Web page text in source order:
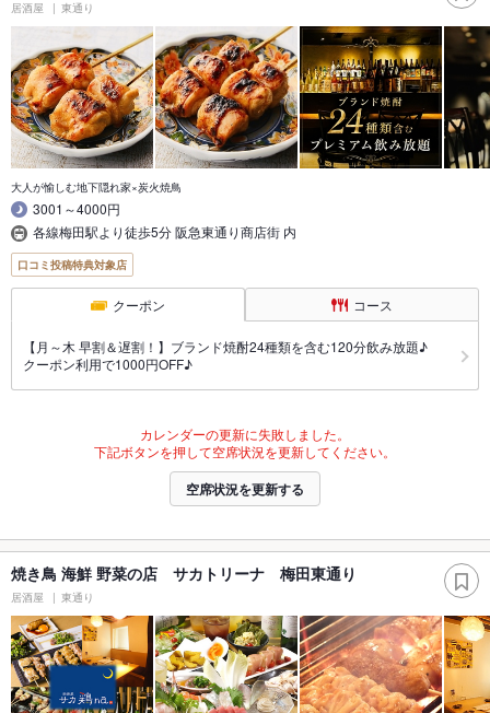
居酒屋 東通り
大人が愉しむ地下隠れ家×炭火焼鳥
3001～4000円
各線梅田駅より徒歩5分 阪急東通り商店街 内
口コミ投稿特典対象店
クーポン コース
【月～木 早割＆遅割！】ブランド焼酎24種類を含む120分飲み放題♪
クーポン利用で1000円OFF♪
カレンダーの更新に失敗しました。
下記ボタンを押して空席状況を更新してください。
空席状況を更新する
焼き鳥 海鮮 野菜の店 サカトリーナ 梅田東通り
居酒屋 東通り